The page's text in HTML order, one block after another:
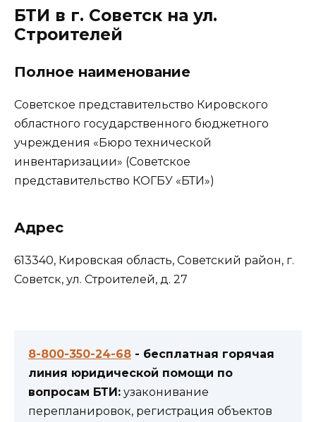
БТИ в г. Советск на ул.
Строителей
Полное наименование
Советское представительство Кировского
областного государственного бюджетного
учреждения «Бюро технической
инвентаризации» (Советское
представительство КОГБУ «БТИ»)
Адрес
613340, Кировская область, Советский район, г.
Советск, ул. Строителей, д. 27
8-800-350-24-68 - бесплатная горячая
линия юридической помощи по
вопросам БТИ: узаконивание
перепланировок, регистрация объектов